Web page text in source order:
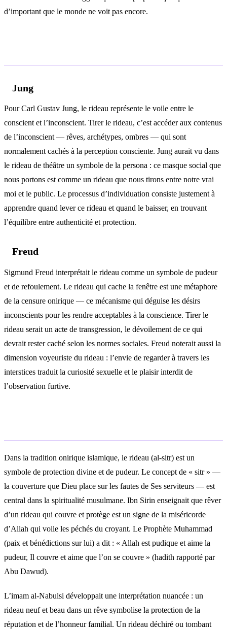
d’important que le monde ne voit pas encore.
Jung
Pour Carl Gustav Jung, le rideau représente le voile entre le
conscient et l’inconscient. Tirer le rideau, c’est accéder aux contenus
de l’inconscient — rêves, archétypes, ombres — qui sont
normalement cachés à la perception consciente. Jung aurait vu dans
le rideau de théâtre un symbole de la persona : ce masque social que
nous portons est comme un rideau que nous tirons entre notre vrai
moi et le public. Le processus d’individuation consiste justement à
apprendre quand lever ce rideau et quand le baisser, en trouvant
l’équilibre entre authenticité et protection.
Freud
Sigmund Freud interprétait le rideau comme un symbole de pudeur
et de refoulement. Le rideau qui cache la fenêtre est une métaphore
de la censure onirique — ce mécanisme qui déguise les désirs
inconscients pour les rendre acceptables à la conscience. Tirer le
rideau serait un acte de transgression, le dévoilement de ce qui
devrait rester caché selon les normes sociales. Freud noterait aussi la
dimension voyeuriste du rideau : l’envie de regarder à travers les
interstices traduit la curiosité sexuelle et le plaisir interdit de
l’observation furtive.
Dans la tradition onirique islamique, le rideau (al-sitr) est un
symbole de protection divine et de pudeur. Le concept de « sitr » —
la couverture que Dieu place sur les fautes de Ses serviteurs — est
central dans la spiritualité musulmane. Ibn Sirin enseignait que rêver
d’un rideau qui couvre et protège est un signe de la miséricorde
d’Allah qui voile les péchés du croyant. Le Prophète Muhammad
(paix et bénédictions sur lui) a dit : « Allah est pudique et aime la
pudeur, Il couvre et aime que l’on se couvre » (hadith rapporté par
Abu Dawud).
L’imam al-Nabulsi développait une interprétation nuancée : un
rideau neuf et beau dans un rêve symbolise la protection de la
réputation et de l’honneur familial. Un rideau déchiré ou tombant